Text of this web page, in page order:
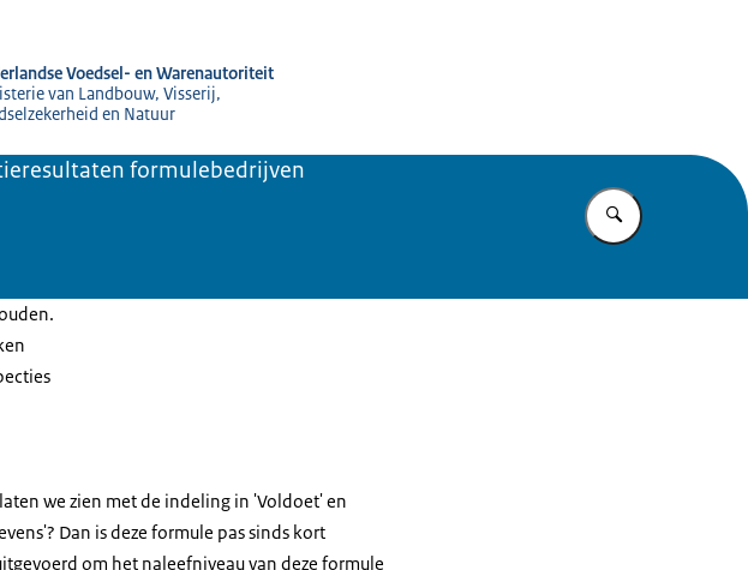
Voedsel- en Warenautoriteit
van Landbouw, Visserij,
en Natuur
formulebedrijven
Vul in wat u
we zien met de indeling in 'Voldoet' en
Dan is deze formule pas sinds kort
om het naleefniveau van deze formule